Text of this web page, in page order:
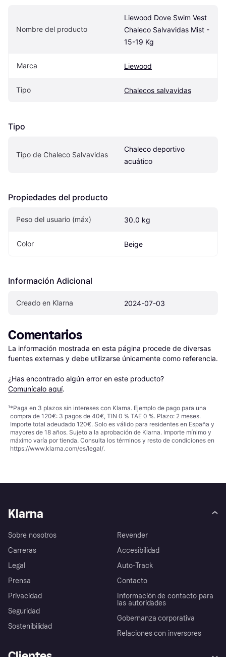
Nombre del producto
Liewood Dove Swim Vest
Chaleco Salvavidas Mist -
15-19 Kg
Marca Liewood
Tipo Chalecos salvavidas
Tipo
Tipo de Chaleco Salvavidas
Chaleco deportivo
acuático
Propiedades del producto
Peso del usuario (máx) 30.0 kg
Color Beige
Información Adicional
Creado en Klarna 2024-07-03
Comentarios
La información mostrada en esta página procede de diversas
fuentes externas y debe utilizarse únicamente como referencia.
¿Has encontrado algún error en este producto?
Comunícalo aquí.
¹*Paga en 3 plazos sin intereses con Klarna. Ejemplo de pago para una
compra de 120€: 3 pagos de 40€, TIN 0 % TAE 0 %. Plazo: 2 meses.
Importe total adeudado 120€. Solo es válido para residentes en España y
mayores de 18 años. Sujeto a la aprobación de Klarna. Importe mínimo y
máximo varía por tienda. Consulta los términos y resto de condiciones en
https://www.klarna.com/es/legal/.
Klarna
Sobre nosotros
Carreras
Legal
Prensa
Privacidad
Seguridad
Sostenibilidad
Revender
Accesibilidad
Auto-Track
Contacto
Información de contacto para
las autoridades
Gobernanza corporativa
Relaciones con inversores